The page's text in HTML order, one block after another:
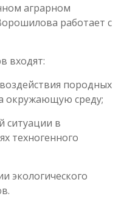
аграрном
работает с
входят:
породных
окружающую среду;
ситуации в
техногенного
экологического